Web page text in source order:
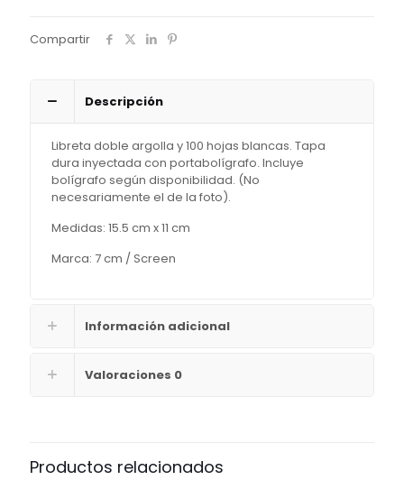
Compartir
Descripción
Libreta doble argolla y 100 hojas blancas. Tapa
dura inyectada con portabolígrafo. Incluye
bolígrafo según disponibilidad. (No
necesariamente el de la foto).
Medidas: 15.5 cm x 11 cm
Marca: 7 cm / Screen
Información adicional
Valoraciones 0
Productos relacionados